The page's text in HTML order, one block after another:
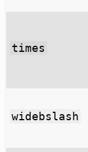
times
widebslash